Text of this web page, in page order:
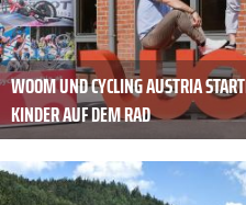
WOOM UND CYCLING AUSTRIA
KINDER AUF DEM RAD